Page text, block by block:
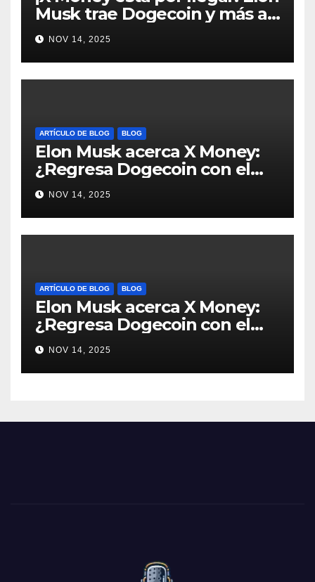
Musk trae Dogecoin y más al
mundo de pagos #Crypto
#Dogecoin
NOV 14, 2025
ARTÍCULO DE BLOG BLOG
Elon Musk acerca X Money:
¿Regresa Dogecoin con el
nuevo pago nativo? #Cripto
#Dogecoin
NOV 14, 2025
ARTÍCULO DE BLOG BLOG
Elon Musk acerca X Money:
¿Regresa Dogecoin con el
nuevo pago nativo? #Cripto
#Dogecoin
NOV 14, 2025